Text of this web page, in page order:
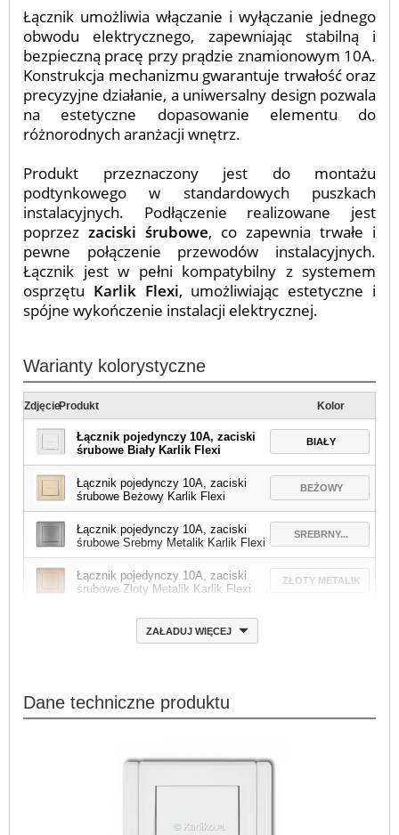
Łącznik umożliwia włączanie i wyłączanie jednego
obwodu elektrycznego, zapewniając stabilną i
bezpieczną pracę przy prądzie znamionowym 10A.
Konstrukcja mechanizmu gwarantuje trwałość oraz
precyzyjne działanie, a uniwersalny design pozwala
na estetyczne dopasowanie elementu do
różnorodnych aranżacji wnętrz.
Produkt przeznaczony jest do montażu
podtynkowego w standardowych puszkach
instalacyjnych. Podłączenie realizowane jest
poprzez zaciski śrubowe, co zapewnia trwałe i
pewne połączenie przewodów instalacyjnych.
Łącznik jest w pełni kompatybilny z systemem
osprzętu Karlik Flexi, umożliwiając estetyczne i
spójne wykończenie instalacji elektrycznej.
Warianty kolorystyczne
ZdjęcieProdukt Kolor
Łącznik pojedynczy 10A, zaciski
śrubowe Biały Karlik Flexi
BIAŁY
Łącznik pojedynczy 10A, zaciski
śrubowe Beżowy Karlik Flexi
BEŻOWY
Łącznik pojedynczy 10A, zaciski
śrubowe Srebrny Metalik Karlik Flexi
SREBRNY...
Łącznik pojedynczy 10A, zaciski
śrubowe Złoty Metalik Karlik Flexi
ZŁOTY METALIK
ZAŁADUJ WIĘCEJ
Dane techniczne produktu